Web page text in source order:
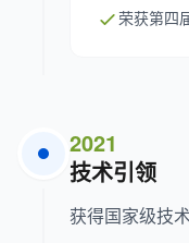
荣获第四
2021
技术引领
获得国家级技